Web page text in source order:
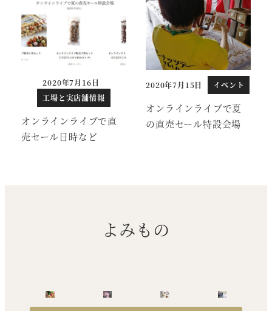
オンラインライブで直
売セール日時など
投稿日
2020年7月16日
工場と実店舗情報
オンラインライブで夏
の直売セール特設会場
投稿日
2020年7月15日 イベント
よみもの